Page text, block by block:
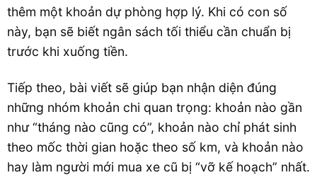
thêm một khoản dự phòng hợp lý. Khi có con số
này, bạn sẽ biết ngân sách tối thiểu cần chuẩn bị
trước khi xuống tiền.
Tiếp theo, bài viết sẽ giúp bạn nhận diện đúng
những nhóm khoản chi quan trọng: khoản nào gần
như “tháng nào cũng có”, khoản nào chỉ phát sinh
theo mốc thời gian hoặc theo số km, và khoản nào
hay làm người mới mua xe cũ bị “vỡ kế hoạch” nhất.